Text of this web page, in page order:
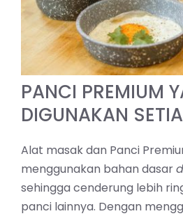
PANCI PREMIUM
DIGUNAKAN
Alat masak dan Panci
menggunakan bahan dasar
sehingga cenderung lebih
panci lainnya. Dengan